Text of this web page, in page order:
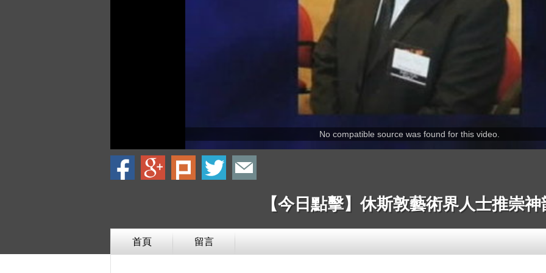
No compatible source was found for this video.
【今日點擊】休斯敦藝術界人士推崇神
首頁 留言